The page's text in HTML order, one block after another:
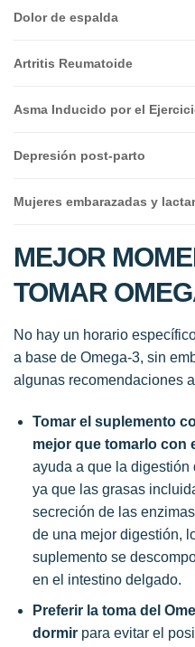
Dolor de espalda
Artritis Reumatoide
Asma Inducido por el
Depresión post-parto
Mujeres embarazadas y
MEJOR
TOMAR
No hay un horario
a base de Omega-3, sin
algunas recomendaciones
Tomar el suplemento
mejor que tomarlo con
ayuda a que la digestión
ya que las grasas
secreción de las
de una mejor digestión,
suplemento se
en el intestino delgado.
Preferir la toma del
dormirpara evitar el